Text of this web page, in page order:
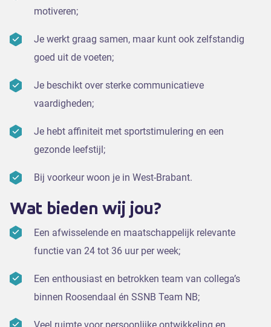
motiveren;
Je werkt graag samen, maar kunt ook zelfstandig
goed uit de voeten;
Je beschikt over sterke communicatieve
vaardigheden;
Je hebt affiniteit met sportstimulering en een
gezonde leefstijl;
Bij voorkeur woon je in West-Brabant.
Wat bieden wij jou?
Een afwisselende en maatschappelijk relevante
functie van 24 tot 36 uur per week;
Een enthousiast en betrokken team van collega’s
binnen Roosendaal én SSNB Team NB;